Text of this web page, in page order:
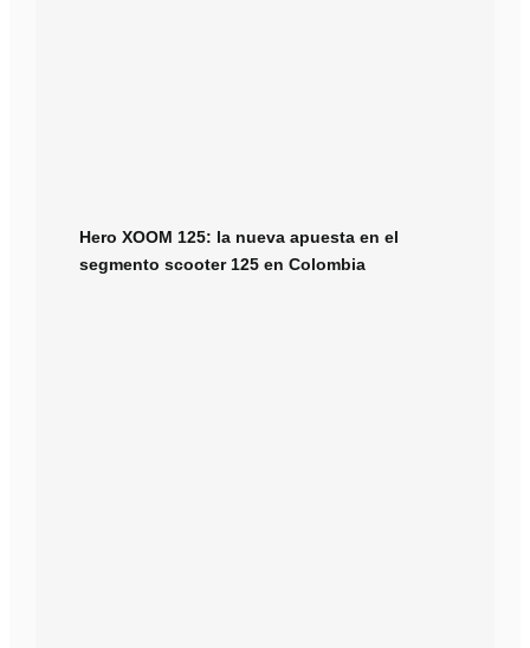
Hero XOOM 125: la nueva apuesta en el
segmento scooter 125 en Colombia